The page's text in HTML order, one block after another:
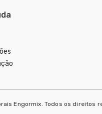
Engormix. Todos os direitos